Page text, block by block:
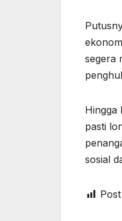
segera
Hingga
pasti
sosial